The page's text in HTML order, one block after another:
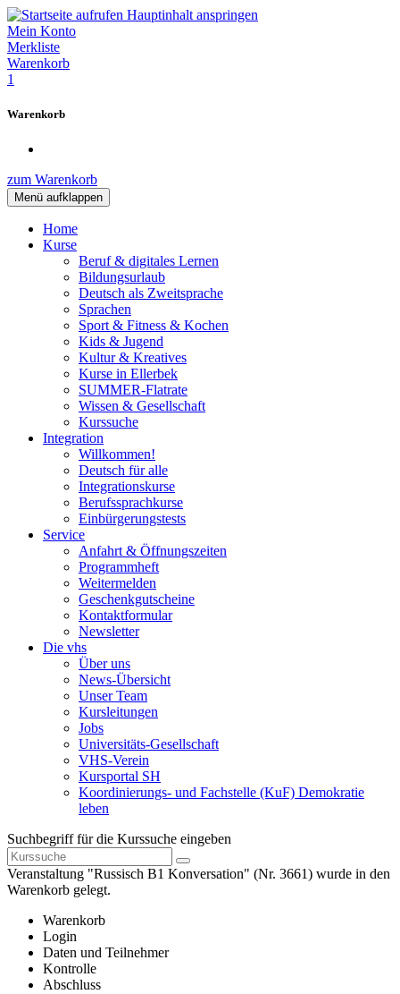
Hauptinhalt anspringen
Mein Konto
Merkliste
Warenkorb
1
Warenkorb
zum Warenkorb
Menü aufklappen
Home
Kurse
Beruf & digitales Lernen
Bildungsurlaub
Deutsch als Zweitsprache
Sprachen
Sport & Fitness & Kochen
Kids & Jugend
Kultur & Kreatives
Kurse in Ellerbek
SUMMER-Flatrate
Wissen & Gesellschaft
Kurssuche
Integration
Willkommen!
Deutsch für alle
Integrationskurse
Berufssprachkurse
Einbürgerungstests
Service
Anfahrt & Öffnungszeiten
Programmheft
Weitermelden
Geschenkgutscheine
Kontaktformular
Newsletter
Die vhs
Über uns
News-Übersicht
Unser Team
Kursleitungen
Jobs
Universitäts-Gesellschaft
VHS-Verein
Kursportal SH
Koordinierungs- und Fachstelle (KuF) Demokratie
leben
Suchbegriff für die Kurssuche eingeben
Veranstaltung "Russisch B1 Konversation" (Nr. 3661) wurde in den
Warenkorb gelegt.
Warenkorb
Login
Daten und Teilnehmer
Kontrolle
Abschluss